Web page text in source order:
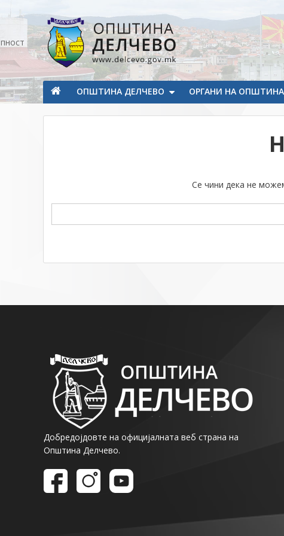
Општина Делчево
Општина Делчево
ОПШТИНА ДЕЛЧЕВО ОРГАНИ НА
Се чини дека не
Добредојдовте на официјалната веб страна на
Општина Делчево.